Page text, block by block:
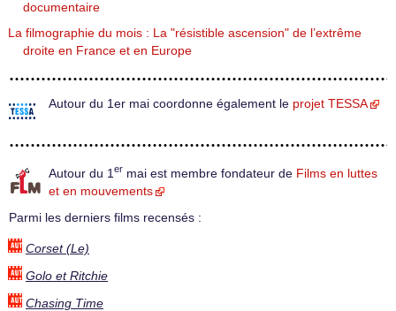
documentaire
La filmographie du mois : La "résistible ascension" de l’extrême
droite en France et en Europe
Autour du 1er mai coordonne également le projet TESSA
Autour du 1 er mai est membre fondateur de Films en luttes
et en mouvements
Parmi les derniers films recensés :
Corset (Le)
Golo et Ritchie
Chasing Time